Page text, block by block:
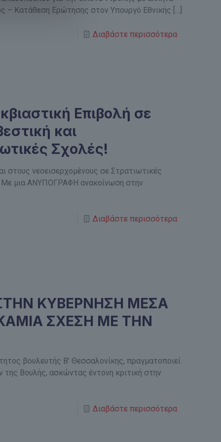
– Κατάθεση Ερώτησης στον Υπουργό Εθνικής […]
Διαβάστε περισσότερα
Επιβολή σε
και
Σχολές!
στους νεοεισερχομένους σε Στρατιωτικές
μια ΑΝΥΠΟΓΡΑΦΗ ανακοίνωση στην
Διαβάστε περισσότερα
ΚΥΒΕΡΝΗΣΗ ΜΕΣΑ
ΣΧΕΣΗ ΜΕ ΤΗΝ
βουλευτής Β’ Θεσσαλονίκης, πραγματοποιεί
Βουλής, ασκώντας έντονη κριτική στην
Διαβάστε περισσότερα